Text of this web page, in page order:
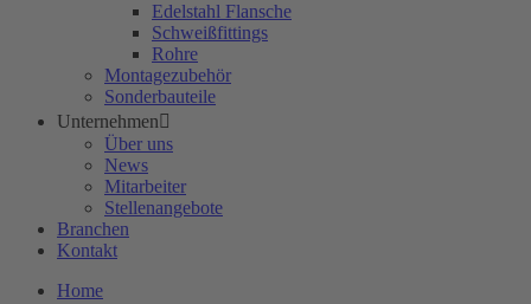
Edelstahl Flansche
Schweißfittings
Rohre
Montagezubehör
Sonderbauteile
Unternehmen
Über uns
News
Mitarbeiter
Stellenangebote
Branchen
Kontakt
Home